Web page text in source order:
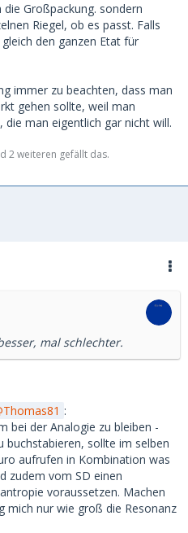
Großpackung. sondern
Riegel, ob es passt. Falls
den ganzen Etat für
immer zu beachten, dass man
gehen sollte, weil man
man eigentlich gar nicht will.
2 weiteren gefällt das.
mal schlechter.
Thomas81 :
bei der Analogie zu bleiben -
sollte im selben
aufrufen in Kombination was
zudem vom SD einen
voraussetzen. Machen
mich nur wie groß die Resonanz